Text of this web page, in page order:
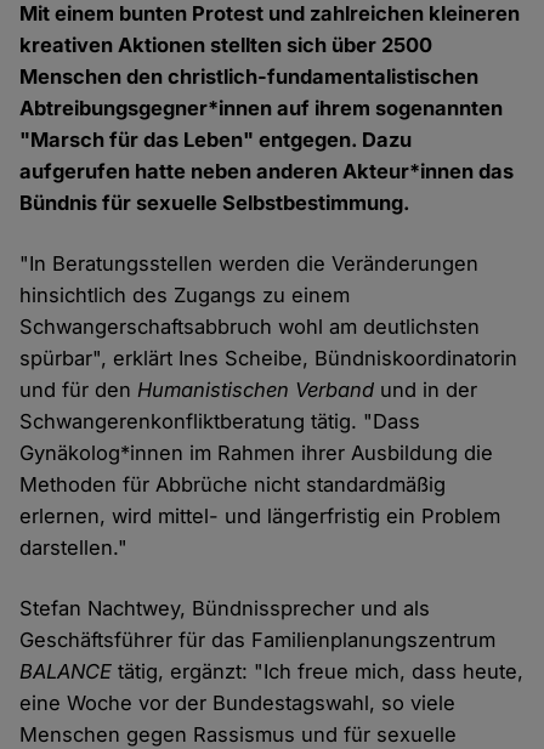
Mit einem bunten Protest und zahlreichen kleineren
kreativen Aktionen stellten sich über 2500
Menschen den christlich-fundamentalistischen
Abtreibungsgegner*innen auf ihrem sogenannten
"Marsch für das Leben" entgegen. Dazu
aufgerufen hatte neben anderen Akteur*innen das
Bündnis für sexuelle Selbstbestimmung.
"In Beratungsstellen werden die Veränderungen
hinsichtlich des Zugangs zu einem
Schwangerschaftsabbruch wohl am deutlichsten
spürbar", erklärt Ines Scheibe, Bündniskoordinatorin
und für denHumanistischen Verband und in der
Schwangerenkonfliktberatung tätig. "Dass
Gynäkolog*innen im Rahmen ihrer Ausbildung die
Methoden für Abbrüche nicht standardmäßig
erlernen, wird mittel- und längerfristig ein Problem
darstellen."
Stefan Nachtwey, Bündnissprecher und als
Geschäftsführer für das Familienplanungszentrum
BALANCE tätig, ergänzt: "Ich freue mich, dass heute,
eine Woche vor der Bundestagswahl, so viele
Menschen gegen Rassismus und für sexuelle